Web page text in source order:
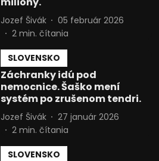
Jozef Šivák
05 február 2026
2 min. čítania
SLOVENSKO
Záchranky idú pod
nemocnice. Šaško mení
systém po zrušenom tendri.
Jozef Šivák
27 január 2026
2 min. čítania
SLOVENSKO